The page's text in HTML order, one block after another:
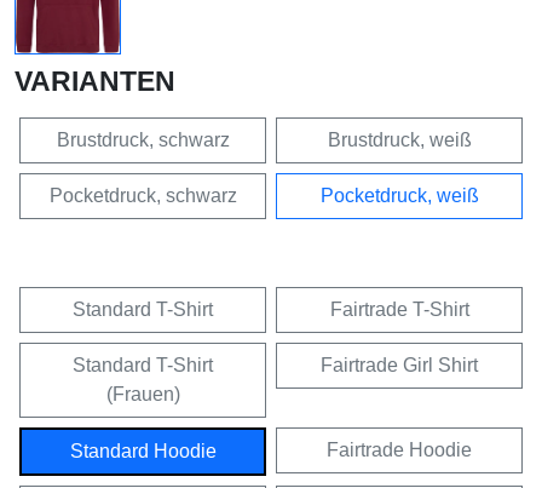
VARIANTEN
Brustdruck, schwarz Brustdruck, weiß
Pocketdruck, schwarz Pocketdruck, weiß
Standard T-Shirt Fairtrade T-Shirt
Standard T-Shirt
(Frauen)
Fairtrade Girl Shirt
Standard Hoodie Fairtrade Hoodie